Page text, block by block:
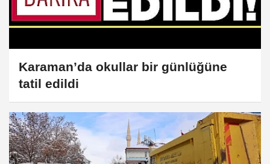
Karaman’da okullar bir günlüğüne
tatil edildi